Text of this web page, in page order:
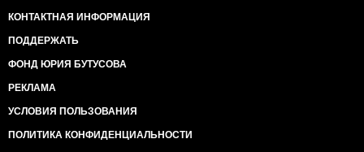
КОНТАКТНАЯ ИНФОРМАЦИЯ
ПОДДЕРЖАТЬ
ФОНД ЮРИЯ БУТУСОВА
РЕКЛАМА
УСЛОВИЯ ПОЛЬЗОВАНИЯ
ПОЛИТИКА КОНФИДЕНЦИАЛЬНОСТИ